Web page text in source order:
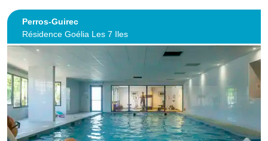
Perros-Guirec
Résidence Goélia Les 7 Iles